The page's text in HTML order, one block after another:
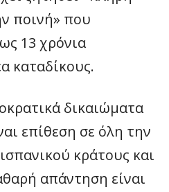
ποινή» που
13 χρόνια
καταδίκους.
δικαιώματα
επίθεση σε όλη την
κράτους και
απάντηση είναι